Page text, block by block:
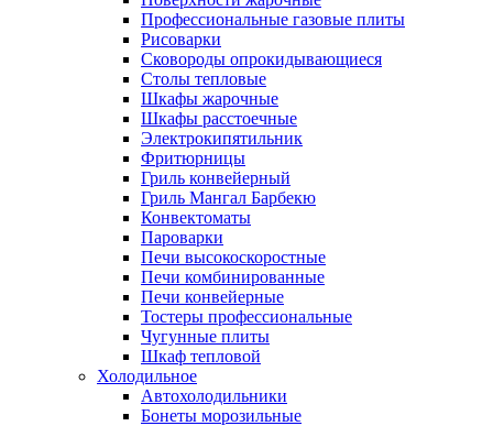
Профессиональные газовые плиты
Рисоварки
Сковороды опрокидывающиеся
Столы тепловые
Шкафы жарочные
Шкафы расстоечные
Электрокипятильник
Фритюрницы
Гриль конвейерный
Гриль Мангал Барбекю
Конвектоматы
Пароварки
Печи высокоскоростные
Печи комбинированные
Печи конвейерные
Тостеры профессиональные
Чугунные плиты
Шкаф тепловой
Холодильное
Автохолодильники
Бонеты морозильные